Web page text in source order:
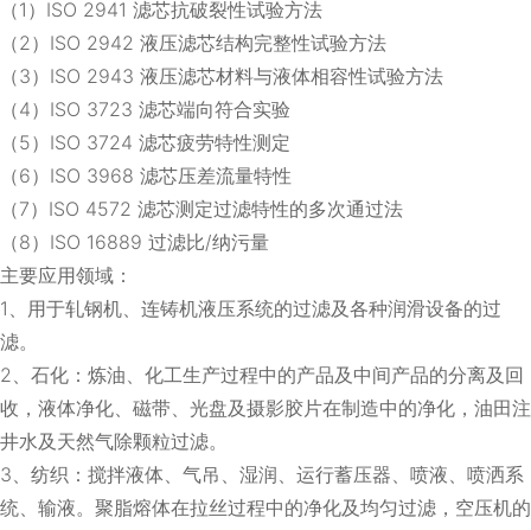
（1）ISO 2941 滤芯抗破裂性试验方法
（2）ISO 2942 液压滤芯结构完整性试验方法
（3）ISO 2943 液压滤芯材料与液体相容性试验方法
（4）ISO 3723 滤芯端向符合实验
（5）ISO 3724 滤芯疲劳特性测定
（6）ISO 3968 滤芯压差流量特性
（7）ISO 4572 滤芯测定过滤特性的多次通过法
（8）ISO 16889 过滤比/纳污量
主要应用领域：
1、用于轧钢机、连铸机液压系统的过滤及各种润滑设备的过
滤。
2、石化：炼油、化工生产过程中的产品及中间产品的分离及回
收，液体净化、磁带、光盘及摄影胶片在制造中的净化，油田注
井水及天然气除颗粒过滤。
3、纺织：搅拌液体、气吊、湿润、运行蓄压器、喷液、喷洒系
统、输液。聚脂熔体在拉丝过程中的净化及均匀过滤，空压机的